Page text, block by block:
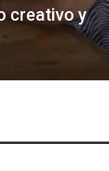
creativo y